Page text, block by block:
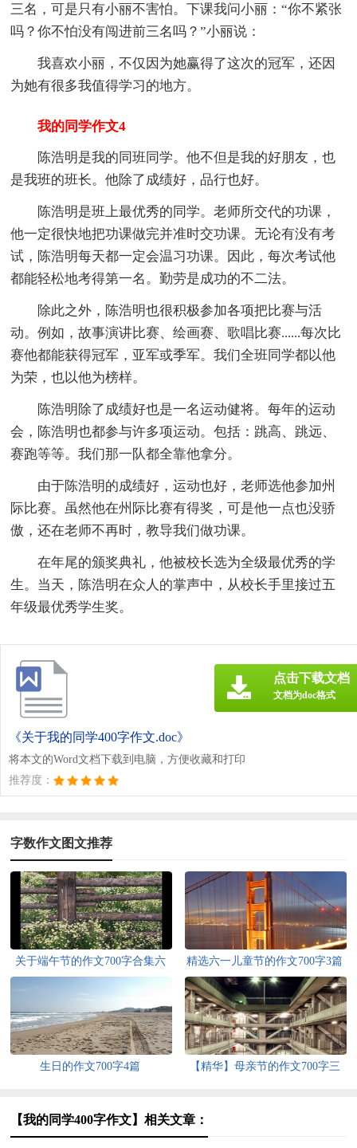
三名，可是只有小丽不害怕。下课我问小丽：“你不紧张
吗？你不怕没有闯进前三名吗？”小丽说：
我喜欢小丽，不仅因为她赢得了这次的冠军，还因
为她有很多我值得学习的地方。
我的同学作文4
陈浩明是我的同班同学。他不但是我的好朋友，也
是我班的班长。他除了成绩好，品行也好。
陈浩明是班上最优秀的同学。老师所交代的功课，
他一定很快地把功课做完并准时交功课。无论有没有考
试，陈浩明每天都一定会温习功课。因此，每次考试他
都能轻松地考得第一名。勤劳是成功的不二法。
除此之外，陈浩明也很积极参加各项把比赛与活
动。例如，故事演讲比赛、绘画赛、歌唱比赛......每次比
赛他都能获得冠军，亚军或季军。我们全班同学都以他
为荣，也以他为榜样。
陈浩明除了成绩好也是一名运动健将。每年的运动
会，陈浩明也都参与许多项运动。包括：跳高、跳远、
赛跑等等。我们那一队都全靠他拿分。
由于陈浩明的成绩好，运动也好，老师选他参加州
际比赛。虽然他在州际比赛有得奖，可是他一点也没骄
傲，还在老师不再时，教导我们做功课。
在年尾的颁奖典礼，他被校长选为全级最优秀的学
生。当天，陈浩明在众人的掌声中，从校长手里接过五
年级最优秀学生奖。
《关于我的同学400字作文.doc》
将本文的Word文档下载到电脑，方便收藏和打印
推荐度：
点击下载文档
文档为doc格式
字数作文图文推荐
关于端午节的作文700字合集六
精选六一儿童节的作文700字3篇
生日的作文700字4篇
【精华】母亲节的作文700字三
【我的同学400字作文】相关文章：